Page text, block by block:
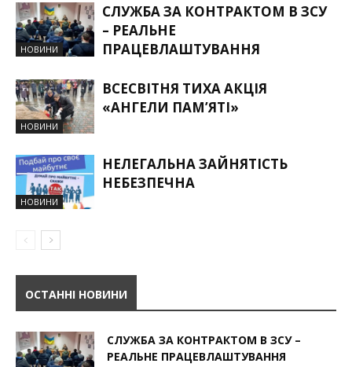
НОВИНИ
СЛУЖБА ЗА КОНТРАКТОМ В ЗСУ
– РЕАЛЬНЕ
ПРАЦЕВЛАШТУВАННЯ
НОВИНИ
ВСЕСВІТНЯ ТИХА АКЦІЯ
«АНГЕЛИ ПАМ’ЯТІ»
НОВИНИ
НЕЛЕГАЛЬНА ЗАЙНЯТІСТЬ
НЕБЕЗПЕЧНА
ОСТАННІ НОВИНИ
СЛУЖБА ЗА КОНТРАКТОМ В ЗСУ –
РЕАЛЬНЕ ПРАЦЕВЛАШТУВАННЯ